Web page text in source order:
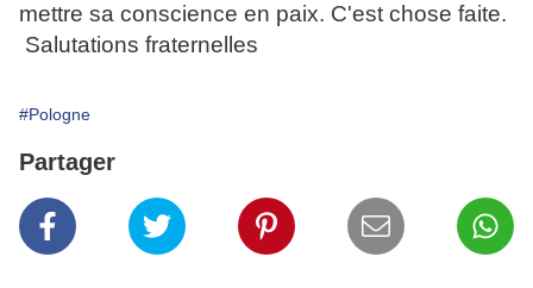
mettre sa conscience en paix. C'est chose faite.
Salutations fraternelles
#Pologne
Partager